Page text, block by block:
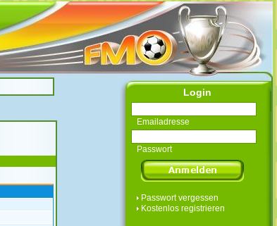
Login
Emailadresse
Passwort
Passwort vergessen
Kostenlos registrieren